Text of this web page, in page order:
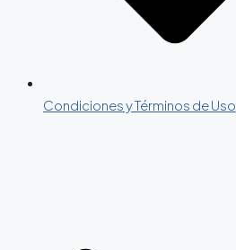
Condiciones y Términos de Uso